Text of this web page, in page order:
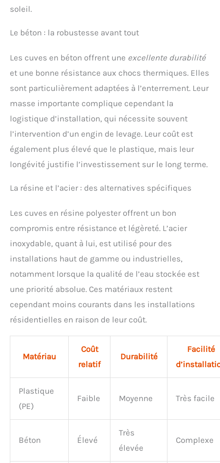
soleil.
Le béton : la robustesse avant tout
Les cuves en béton offrent une excellente durabilité
et une bonne résistance aux chocs thermiques. Elles
sont particulièrement adaptées à l’enterrement. Leur
masse importante complique cependant la
logistique d’installation, qui nécessite souvent
l’intervention d’un engin de levage. Leur coût est
également plus élevé que le plastique, mais leur
longévité justifie l’investissement sur le long terme.
La résine et l’acier : des alternatives spécifiques
Les cuves en résine polyester offrent un bon
compromis entre résistance et légèreté. L’acier
inoxydable, quant à lui, est utilisé pour des
installations haut de gamme ou industrielles,
notamment lorsque la qualité de l’eau stockée est
une priorité absolue. Ces matériaux restent
cependant moins courants dans les installations
résidentielles en raison de leur coût.
Matériau
Coût
relatif
Durabilité
Facilité
Plastique
(PE)
Faible Moyenne Très facile
Béton Élevé
Très
élevée
Complexe